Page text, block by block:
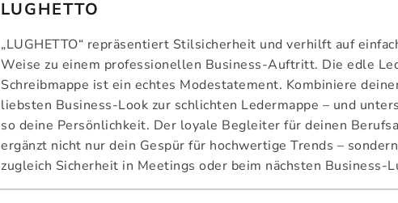
LUGHETTO
„LUGHETTO“ repräsentiert Stilsicherheit und verhilft auf
Weise zu einem professionellen Business-Auftritt. Die edle
Schreibmappe ist ein echtes Modestatement. Kombiniere
liebsten Business-Look zur schlichten Ledermappe – und
so deine Persönlichkeit. Der loyale Begleiter für deinen
ergänzt nicht nur dein Gespür für hochwertige Trends –
zugleich Sicherheit in Meetings oder beim nächsten Business-